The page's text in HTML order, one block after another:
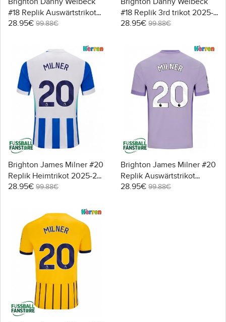
#18 Replik Auswärtstrikot
2025-26 Kurzarm
28.95€ 99.88€
#18 Replik 3rd trikot 2025-
26 Kurzarm
28.95€ 99.88€
Brighton James Milner #20
Replik Heimtrikot 2025-26
Kurzarm
28.95€ 99.88€
Brighton James Milner #20
Replik Auswärtstrikot
2025-26 Kurzarm
28.95€ 99.88€